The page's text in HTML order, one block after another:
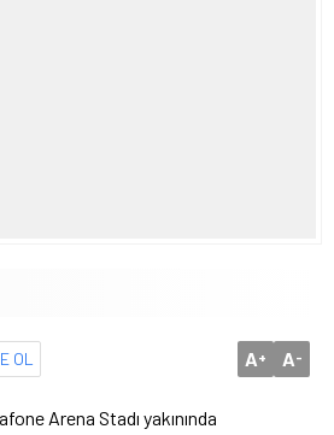
OL A+ A-
Arena Stadı yakınında